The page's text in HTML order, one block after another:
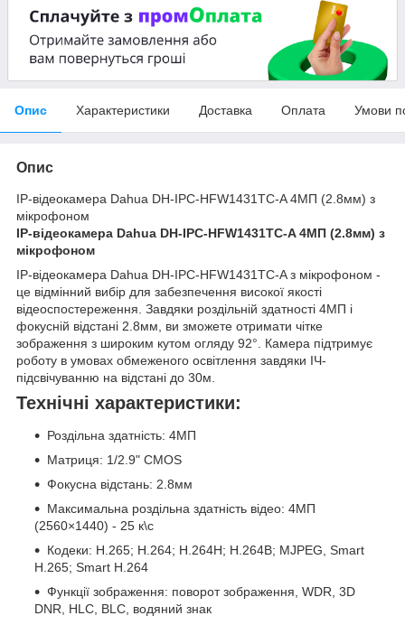
Опис Характеристики Доставка Оплата Умови
Опис
IP-відеокамера Dahua DH-IPC-HFW1431TC-A 4МП (2.8мм) з
мікрофоном
IP-відеокамера Dahua DH-IPC-HFW1431TC-A 4МП (2.8мм) з
мікрофоном
IP-відеокамера Dahua DH-IPC-HFW1431TC-A з мікрофоном -
це відмінний вибір для забезпечення високої якості
відеоспостереження. Завдяки роздільній здатності 4МП і
фокусній відстані 2.8мм, ви зможете отримати чітке
зображення з широким кутом огляду 92°. Камера підтримує
роботу в умовах обмеженого освітлення завдяки ІЧ-
підсвічуванню на відстані до 30м.
Технічні характеристики:
Роздільна здатність: 4МП
Матриця: 1/2.9" CMOS
Фокусна відстань: 2.8мм
Максимальна роздільна здатність відео: 4МП
(2560×1440) - 25 к\с
Кодеки: H.265; H.264; H.264H; H.264B; MJPEG, Smart
H.265; Smart H.264
Функції зображення: поворот зображення, WDR, 3D
DNR, HLC, BLC, водяний знак